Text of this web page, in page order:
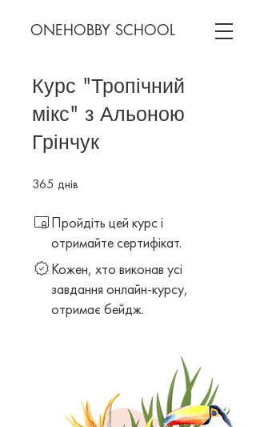
ONEHOBBY SCHOOL
Курс "Тропічний
мікс" з Альоною
Грінчук
365 днів
Пройдіть цей курс і
отримайте сертифікат.
Кожен, хто виконав усі
завдання онлайн-курсу,
отримає бейдж.